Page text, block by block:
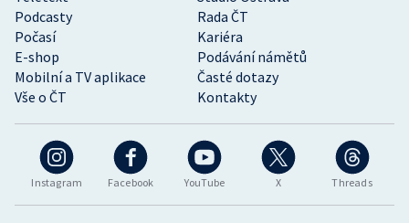
Instagram Facebook YouTube X Threads
Podcasty
Rada ČT
Počasí
Kariéra
E-shop
Podávání námětů
Mobilní a TV aplikace
Časté dotazy
Vše o ČT
Kontakty